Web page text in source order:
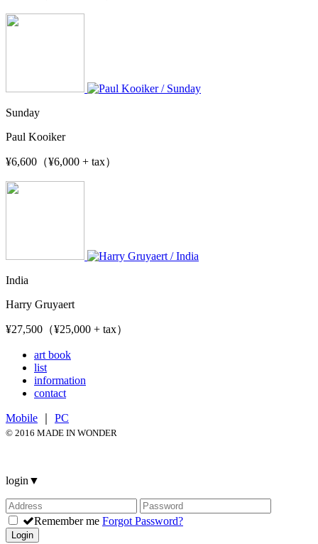
Sunday
Paul Kooiker
¥6,600（¥6,000 + tax）
India
Harry Gruyaert
¥27,500（¥25,000 + tax）
art book
list
information
contact
Mobile PC
© 2016 MADE IN WONDER
login ▼
Remember me Forgot Password?
Login